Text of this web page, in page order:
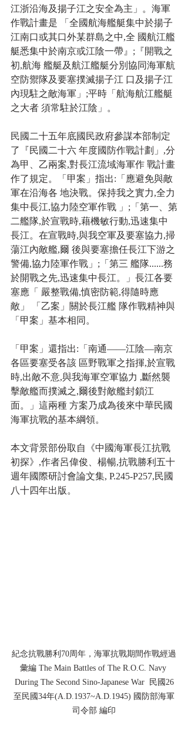
江浙沿海及揚子江之安全為主」。海軍
作戰計畫是 「全國航海艦艇集中於揚子
江南口或其口外某群島之中,全 國航江艦
艇悉集中於南京或江陰一帶』;『開戰之
初,航海 艦艇及航江艦艇分別協同海軍航
空防禦隊及要塞撲滅揚子江 口及揚子江
內現駐之敵海軍」;平時「航海航江艦艇
之大者 須常駐於江陰」。
民國二十五年底國民政府參謀本部制定
了『民國二十六 年度國防作戰計劃」,分
為甲、乙兩案,對長江流域海軍作 戰計畫
作了規定。「甲案」指出:「應避免與敵
軍在沿海各 地決戰。保持我之實力,全力
集中長江,協力陸空軍作戰 」;「第一、第
二艦隊,於宣戰時,藉機敏行動,迅速集中
長江。在宣戰時,與我空軍及要塞協力,掃
蕩江內敵艦,爾 後與要塞擔任長江下游之
警備,協力陸軍作戰」;「第三 艦隊......務
於開戰之先,迅速集中長江。」長江各要
塞應「 嚴整戰備,慎密防範,得隨時應
敵」 「乙案」關於長江艦 隊作戰精神與
「甲案」基本相同。
「甲案」還指出:「南通——江陰—南京
各區要塞受各該 區野戰軍之指揮,於宣戰
時,出敵不意,與我海軍空軍協力 ,斷然襲
擊敵艦而撲滅之,爾後對敵艦封鎖江
面。」這兩種 方案乃成為後來中華民國
海軍抗戰的基本綱領。
本文背景部份取自《中國海軍長江抗戰
初探》,作者呂偉俊、楊暢,抗戰勝利五十
週年國際研討會論文集, P.245-P257,民國
八十四年出版。
紀念抗戰勝利70周年，海軍抗戰期間作戰經過
彙編 The Main Battles of The R.O.C. Navy
During The Second Sino-Japanese War  民國26
至民國34年(A.D.1937~A.D.1945) 國防部海軍
司令部 編印